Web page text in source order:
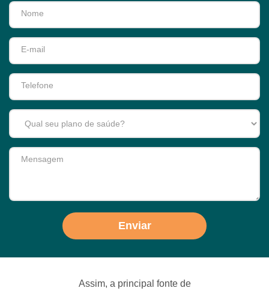
Nome
E-mail
Telefone
Mensagem
Enviar
Assim, a principal fonte de